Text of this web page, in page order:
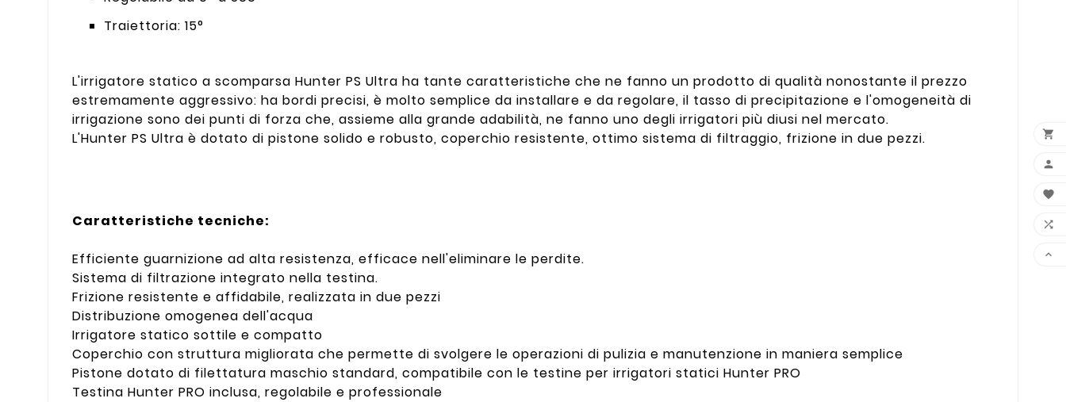
Traiettoria: 15°
L'irrigatore statico a scomparsa Hunter PS Ultra ha tante caratteristiche che ne fanno un prodotto di qualità nonostante il prezzo
estremamente aggressivo: ha bordi precisi, è molto semplice da installare e da regolare, il tasso di precipitazione e l'omogeneità di
irrigazione sono dei punti di forza che, assieme alla grande adabilità, ne fanno uno degli irrigatori più diusi nel mercato.
L'Hunter PS Ultra è dotato di pistone solido e robusto, coperchio resistente, ottimo sistema di filtraggio, frizione in due pezzi.
Caratteristiche tecniche:
Efficiente guarnizione ad alta resistenza, efficace nell'eliminare le perdite.
Sistema di filtrazione integrato nella testina.
Frizione resistente e affidabile, realizzata in due pezzi
Distribuzione omogenea dell'acqua
Irrigatore statico sottile e compatto
Coperchio con struttura migliorata che permette di svolgere le operazioni di pulizia e manutenzione in maniera semplice
Pistone dotato di filettatura maschio standard, compatibile con le testine per irrigatori statici Hunter PRO
Testina Hunter PRO inclusa, regolabile e professionale




